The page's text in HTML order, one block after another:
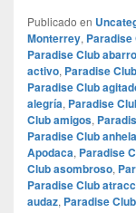
Publicado en
Monterrey,
Paradise Club
activo, Paradise
Paradise Club
alegría, Paradise
Club amigos,
Paradise Club
Apodaca, Paradise
Club asombroso,
Paradise Club
audaz, Paradise